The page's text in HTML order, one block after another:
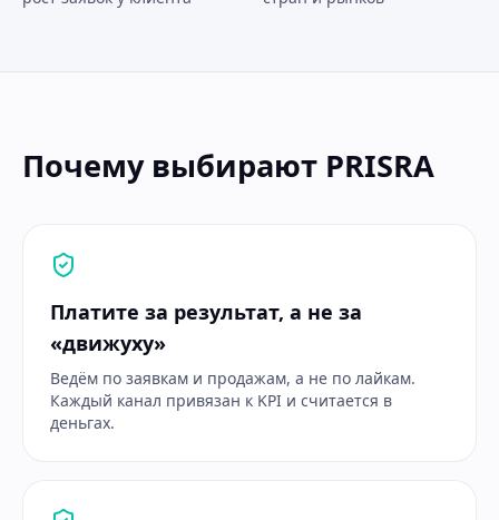
Почему выбирают PRISRA
Платите за результат, а не за
«движуху»
Ведём по заявкам и продажам, а не по лайкам.
Каждый канал привязан к KPI и считается в
деньгах.